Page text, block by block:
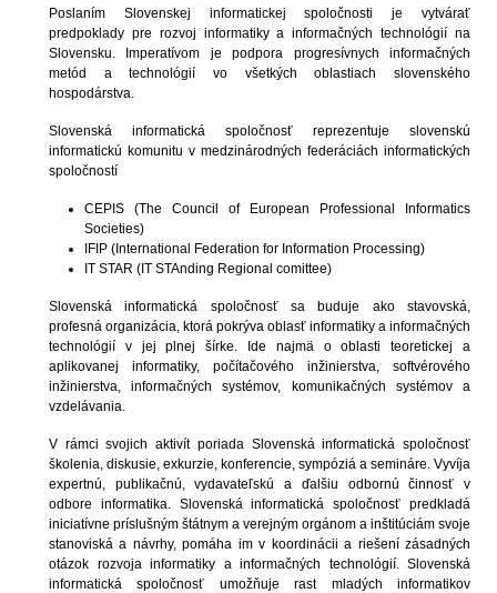
Poslaním Slovenskej informatickej spoločnosti je vytvárať
predpoklady pre rozvoj informatiky a informačných technológií na
Slovensku. Imperatívom je podpora progresívnych informačných
metód a technológií vo všetkých oblastiach slovenského
hospodárstva.
Slovenská informatická spoločnosť reprezentuje slovenskú
informatickú komunitu v medzinárodných federáciách informatických
spoločností
CEPIS (The Council of European Professional Informatics
Societies)
IFIP (International Federation for Information Processing)
IT STAR (IT STAnding Regional comittee)
Slovenská informatická spoločnosť sa buduje ako stavovská,
profesná organizácia, ktorá pokrýva oblasť informatiky a informačných
technológií v jej plnej šírke. Ide najmä o oblasti teoretickej a
aplikovanej informatiky, počítačového inžinierstva, softvérového
inžinierstva, informačných systémov, komunikačných systémov a
vzdelávania.
V rámci svojich aktivít poriada Slovenská informatická spoločnosť
školenia, diskusie, exkurzie, konferencie, sympóziá a semináre. Vyvíja
expertnú, publikačnú, vydavateľskú a ďalšiu odbornú činnosť v
odbore informatika. Slovenská informatická spoločnosť predkladá
iniciatívne príslušným štátnym a verejným orgánom a inštitúciám svoje
stanoviská a návrhy, pomáha im v koordinácii a riešení zásadných
otázok rozvoja informatiky a informačných technológií. Slovenská
informatická spoločnosť umožňuje rast mladých informatikov